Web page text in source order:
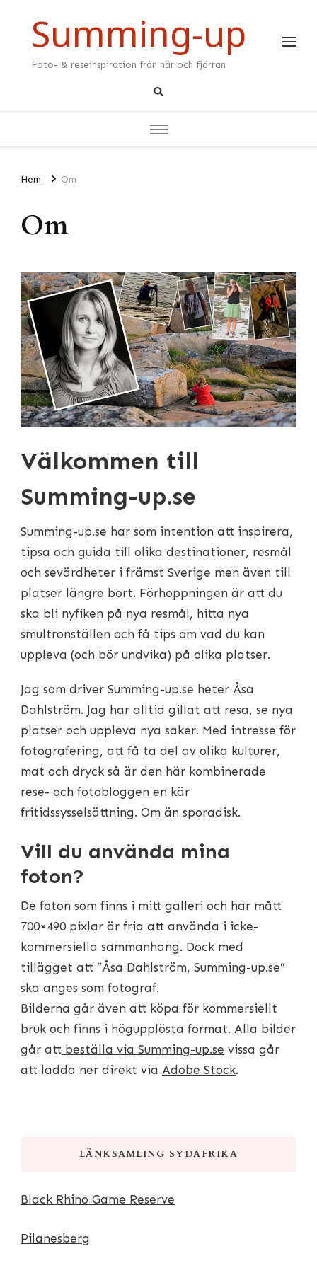
Summing-up
Foto- & reseinspiration från när och fjärran
Hem Om
Om
Välkommen till
Summing-up.se
Summing-up.se har som intention att inspirera,
tipsa och guida till olika destinationer, resmål
och sevärdheter i främst Sverige men även till
platser längre bort. Förhoppningen är att du
ska bli nyfiken på nya resmål, hitta nya
smultronställen och få tips om vad du kan
uppleva (och bör undvika) på olika platser.
Jag som driver Summing-up.se heter Åsa
Dahlström. Jag har alltid gillat att resa, se nya
platser och uppleva nya saker. Med intresse för
fotografering, att få ta del av olika kulturer,
mat och dryck så är den här kombinerade
rese- och fotobloggen en kär
fritidssysselsättning. Om än sporadisk.
Vill du använda mina
foton?
De foton som finns i mitt galleri och har mått
700×490 pixlar är fria att använda i icke-
kommersiella sammanhang. Dock med
tillägget att ”Åsa Dahlström, Summing-up.se”
ska anges som fotograf.
Bilderna går även att köpa för kommersiellt
bruk och finns i högupplösta format. Alla bilder
går att beställa via Summing-up.se vissa går
att ladda ner direkt via Adobe Stock.
LÄNKSAMLING SYDAFRIKA
Black Rhino Game Reserve
Pilanesberg